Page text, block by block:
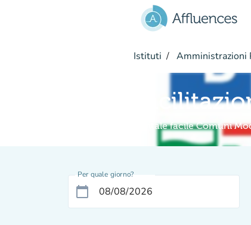
Istituti Amministrazioni
Digitale facile Comuni
Per quale giorno?
calendar_today